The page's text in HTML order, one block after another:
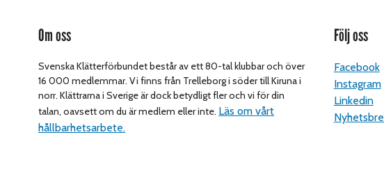
Om oss
Svenska Klätterförbundet består av ett 80-tal klubbar och över
16 000 medlemmar. Vi finns från Trelleborg i söder till Kiruna i
norr. Klättrarna i Sverige är dock betydligt fler och vi för din
talan, oavsett om du är medlem eller inte. Läs om vårt
hållbarhetsarbete.
Följ oss
Facebook
Instagram
Linkedin